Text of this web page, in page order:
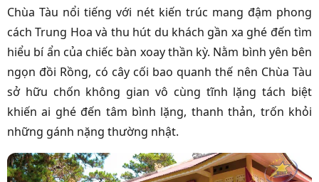
Chùa Tàu nổi tiếng với nét kiến trúc mang đậm phong
cách Trung Hoa và thu hút du khách gần xa ghé đến tìm
hiểu bí ẩn của chiếc bàn xoay thần kỳ. Nằm bình yên bên
ngọn đồi Rồng, có cây cối bao quanh thế nên Chùa Tàu
sở hữu chốn không gian vô cùng tĩnh lặng tách biệt
khiến ai ghé đến tâm bình lặng, thanh thản, trốn khỏi
những gánh nặng thường nhật.